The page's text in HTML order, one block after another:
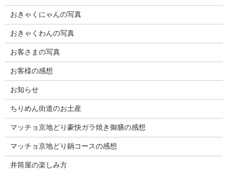
おきゃくにゃんの写真
おきゃくわんの写真
お客さまの写真
お客様の感想
お知らせ
ちりめん街道のお土産
マッチョ京地どり豪快ガラ焼き御膳の感想
マッチョ京地どり鍋コースの感想
井筒屋の楽しみ方